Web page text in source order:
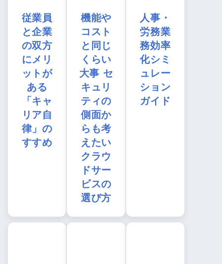
従業員
と企業
の双方
にメリ
ットが
ある
「キャ
リア自
律」の
すすめ
機能や
コスト
と同じ
くらい
大事 セ
キュリ
ティの
側面か
らも考
えたい
クラウ
ドサー
ビスの
選び方
人事・
労務業
務効率
化シミ
ュレー
ション
ガイド